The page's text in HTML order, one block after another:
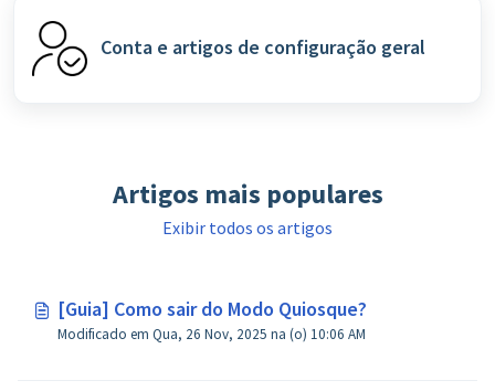
Conta e artigos de configuração geral
Artigos mais populares
Exibir todos os artigos
[Guia] Como sair do Modo Quiosque?
Modificado em Qua, 26 Nov, 2025 na (o) 10:06 AM